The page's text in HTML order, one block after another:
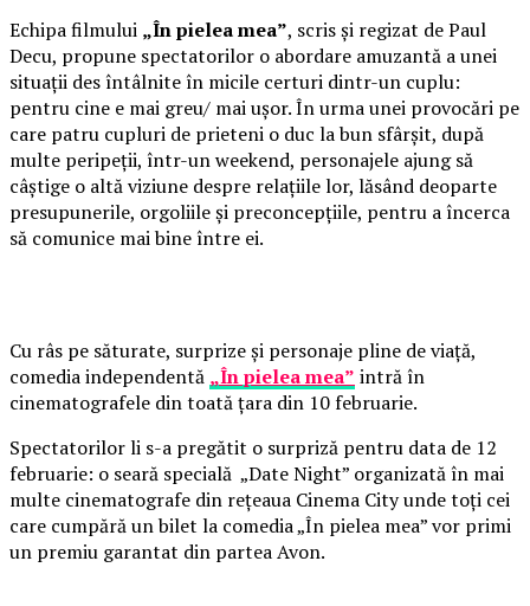
Echipa filmului „În pielea mea”, scris și regizat de Paul
Decu, propune spectatorilor o abordare amuzantă a unei
situații des întâlnite în micile certuri dintr-un cuplu:
pentru cine e mai greu/ mai ușor. În urma unei provocări pe
care patru cupluri de prieteni o duc la bun sfârșit, după
multe peripeții, într-un weekend, personajele ajung să
câștige o altă viziune despre relațiile lor, lăsând deoparte
presupunerile, orgoliile și preconcepțiile, pentru a încerca
să comunice mai bine între ei.
Cu râs pe săturate, surprize și personaje pline de viață,
comedia independentă „În pielea mea” intră în
cinematografele din toată țara din 10 februarie.
Spectatorilor li s-a pregătit o surpriză pentru data de 12
februarie: o seară specială „Date Night” organizată în mai
multe cinematografe din rețeaua Cinema City unde toți cei
care cumpără un bilet la comedia „În pielea mea” vor primi
un premiu garantat din partea Avon.